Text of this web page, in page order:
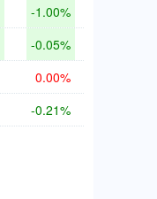
-1.00%
-0.05%
0.00%
-0.21%